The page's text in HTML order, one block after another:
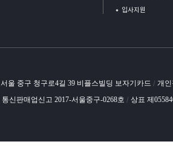
입사지원
서울 중구 청구로4길 39 비플스빌딩 보자기카드 / 개
통신판매업신고 2017-서울중구-0268호 / 상표 제